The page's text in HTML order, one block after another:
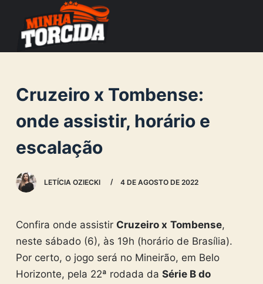
o
o
n
e
Cruzeiro x Tombense:
onde assistir, horário e
escalação
LETÍCIA OZIECKI 4 DE AGOSTO DE 2022
Confira onde assistir Cruzeiro x Tombense,
neste sábado (6), às 19h (horário de Brasília).
Por certo, o jogo será no Mineirão, em Belo
Horizonte, pela 22ª rodada da Série B do